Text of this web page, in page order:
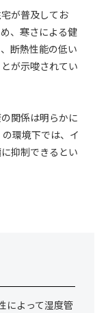
が普及してお
、寒さによる健
断熱性能の低い
が示唆されてい
関係は明らかに
環境下では、イ
抑制できるとい
によって湿度管